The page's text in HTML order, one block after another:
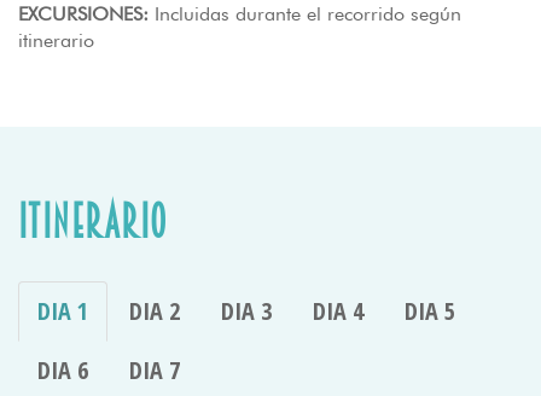
EXCURSIONES: Incluidas durante el recorrido según
itinerario
Itinerario
DIA 1 DIA 2 DIA 3 DIA 4
DIA 5
DIA 6
DIA 7